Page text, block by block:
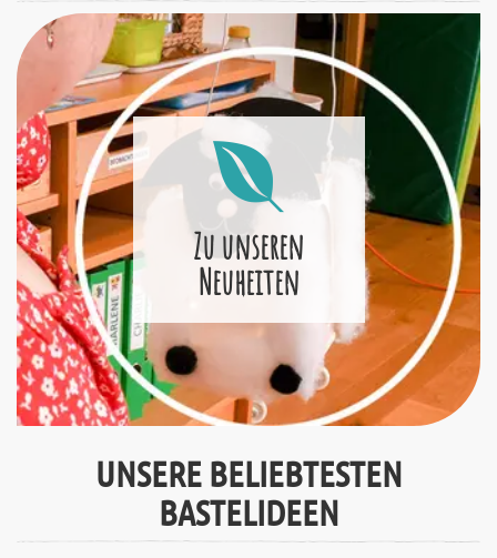
Zu unseren
Neuheiten
UNSERE BELIEBTESTEN
BASTELIDEEN